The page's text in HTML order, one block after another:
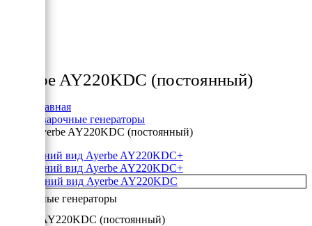
Ayerbe AY220KDC (постоянный)
Главная
Сварочные генераторы
Ayerbe AY220KDC (постоянный)
+
+
Сварочные генераторы
Ayerbe AY220KDC (постоянный)